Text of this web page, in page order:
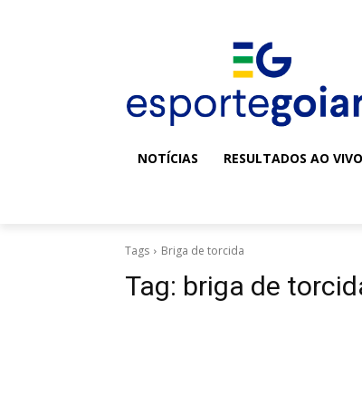
NOTÍCIAS RESULTADOS AO VIVO
Tags Briga de torcida
Tag: briga de